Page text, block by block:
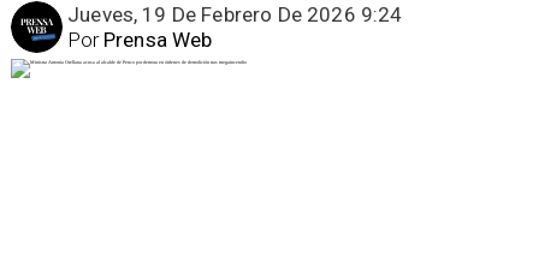
Jueves, 19 De Febrero De 2026 9:24
Prensa Web
Por